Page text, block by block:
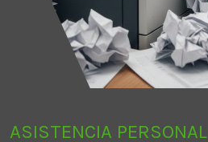
ASISTENCIA PERSONAL